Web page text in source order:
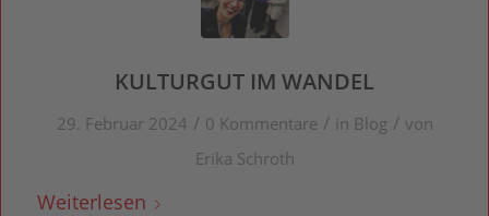
KULTURGUT IM WANDEL
29. Februar 2024 / 0 Kommentare / in Blog / von
Erika Schroth
Weiterlesen